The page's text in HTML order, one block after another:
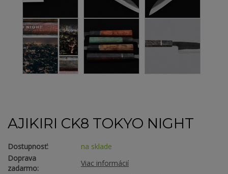
AJIKIRI CK8 TOKYO NIGHT
Dostupnosť:
na sklade
Doprava
zadarmo:
Viac informácií